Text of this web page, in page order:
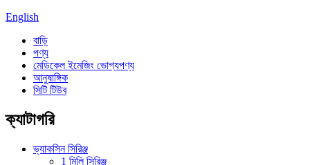
English
বাড়ি
পণ্য
মেডিকেল ইমেজিং ভোগ্যপণ্য
আনুষাঙ্গিক
সিটি টিউব
ক্যাটাগরি
ভ্যাকসিন সিরিঞ্জ
1 মিলি সিরিঞ্জ